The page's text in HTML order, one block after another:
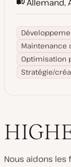
Allemand,
Maintenance
Optimisation
Stratégie/
Nous aidons les